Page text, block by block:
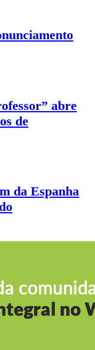
abre
de
da Espanha